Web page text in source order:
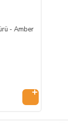
- Amber